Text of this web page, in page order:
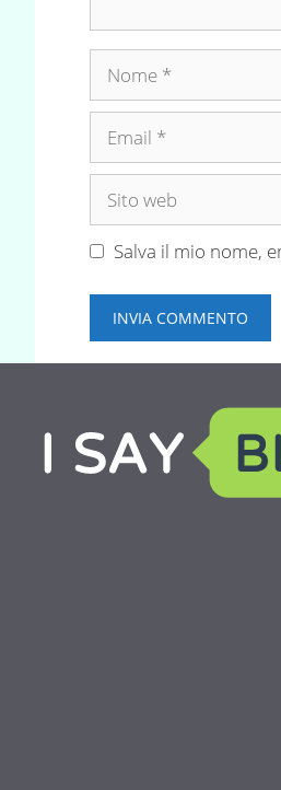
Nome
Email
Sito
Salva il mio nome,